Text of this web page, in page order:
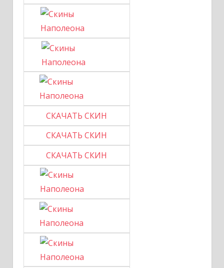
СКАЧАТЬ СКИН
СКАЧАТЬ СКИН
СКАЧАТЬ СКИН